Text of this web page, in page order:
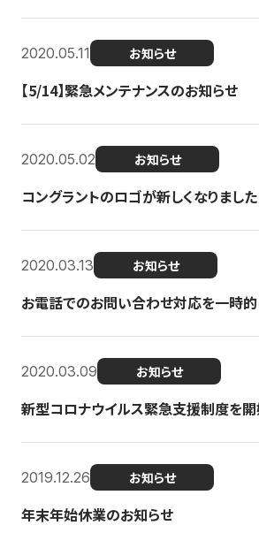
2020.05.11 お知らせ
【5/14】緊急メンテナンスのお知らせ
2020.05.02 お知らせ
コングラントのロゴが新しくなりました
2020.03.13 お知らせ
お電話でのお問い合わせ対応を一時
2020.03.09 お知らせ
新型コロナウイルス緊急支援制度を開
2019.12.26 お知らせ
年末年始休業のお知らせ